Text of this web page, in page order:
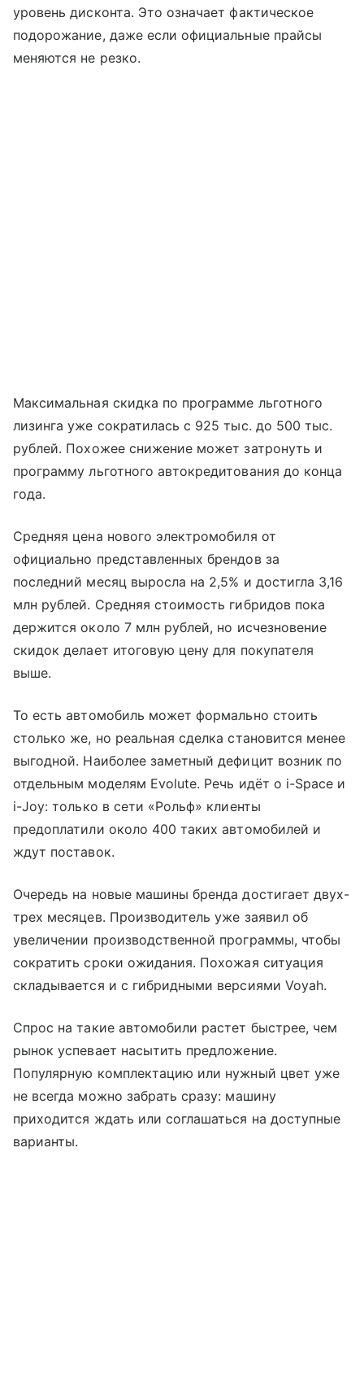
уровень дисконта. Это означает фактическое
подорожание, даже если официальные прайсы
меняются не резко.
Максимальная скидка по программе льготного
лизинга уже сократилась с 925 тыс. до 500 тыс.
рублей. Похожее снижение может затронуть и
программу льготного автокредитования до конца
года.
Средняя цена нового электромобиля от
официально представленных брендов за
последний месяц выросла на 2,5% и достигла 3,16
млн рублей. Средняя стоимость гибридов пока
держится около 7 млн рублей, но исчезновение
скидок делает итоговую цену для покупателя
выше.
То есть автомобиль может формально стоить
столько же, но реальная сделка становится менее
выгодной. Наиболее заметный дефицит возник по
отдельным моделям Evolute. Речь идёт о i-Space и
i-Joy: только в сети «Рольф» клиенты
предоплатили около 400 таких автомобилей и
ждут поставок.
Очередь на новые машины бренда достигает двух-
трех месяцев. Производитель уже заявил об
увеличении производственной программы, чтобы
сократить сроки ожидания. Похожая ситуация
складывается и с гибридными версиями Voyah.
Спрос на такие автомобили растет быстрее, чем
рынок успевает насытить предложение.
Популярную комплектацию или нужный цвет уже
не всегда можно забрать сразу: машину
приходится ждать или соглашаться на доступные
варианты.